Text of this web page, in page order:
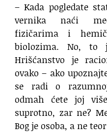
– Kada pogledate
vernika naći
fizičarima i
biolozima. No, to
Hrišćanstvo je
ovako – ako
se radi o
odmah ćete joj
suprotno, zar ne?
Bog je osoba, a ne